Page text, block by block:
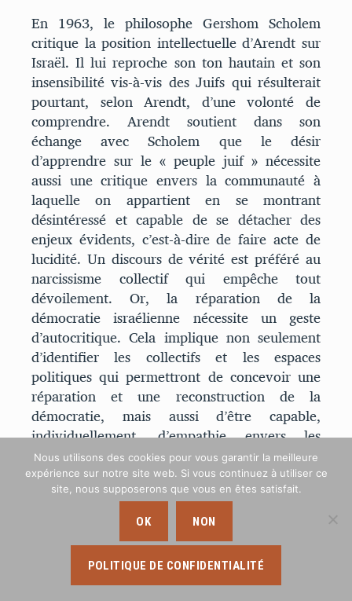
En 1963, le philosophe Gershom Scholem
critique la position intellectuelle d’Arendt sur
Israël. Il lui reproche son ton hautain et son
insensibilité vis-à-vis des Juifs qui résulterait
pourtant, selon Arendt, d’une volonté de
comprendre. Arendt soutient dans son
échange avec Scholem que le désir
d’apprendre sur le « peuple juif » nécessite
aussi une critique envers la communauté à
laquelle on appartient en se montrant
désintéressé et capable de se détacher des
enjeux évidents, c’est-à-dire de faire acte de
lucidité. Un discours de vérité est préféré au
narcissisme collectif qui empêche tout
dévoilement. Or, la réparation de la
démocratie israélienne nécessite un geste
d’autocritique. Cela implique non seulement
d’identifier les collectifs et les espaces
politiques qui permettront de concevoir une
réparation et une reconstruction de la
démocratie, mais aussi d’être capable,
individuellement, d’empathie envers les
expériences humaines qui diffèrent des
siennes. Autrement dit : conjuguer solidarité et
critique, comme le préconisait Arendt cinq
décennies auparavant.
LA FIN DE LA
Nous utilisons des cookies pour vous garantir la meilleure
expérience sur notre site web. Si vous continuez à utiliser ce
site, nous supposerons que vous en êtes satisfait.
OK NON
POLITIQUE DE CONFIDENTIALITÉ